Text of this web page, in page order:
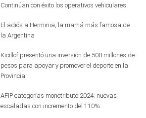
Continúan con éxito los operativos vehiculares
El adiós a Herminia, la mamá más famosa de
la Argentina
Kicillof presentó una inversión de 500 millones de
pesos para apoyar y promover el deporte en la
Provincia
AFIP categorías monotributo 2024: nuevas
escaladas con incremento del 110%